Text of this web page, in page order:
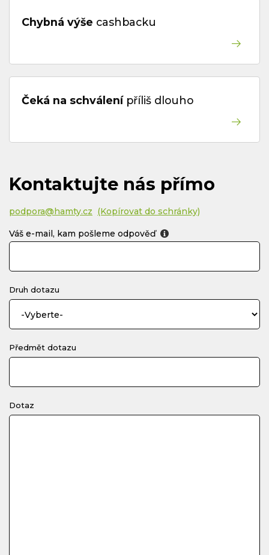
Copyright © 2019 - 2026. Všechna práva vyhrazena.
Chybná výše cashbacku
Čeká na schválenípříliš dlouho
Kontaktujte nás přímo
podpora@hamty.cz (Kopírovat do schránky)
Váš e-mail, kam pošleme odpověď
Druh dotazu
Předmět dotazu
Dotaz